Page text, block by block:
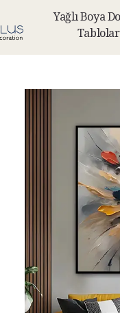
Yağlı Boya
Tablolar